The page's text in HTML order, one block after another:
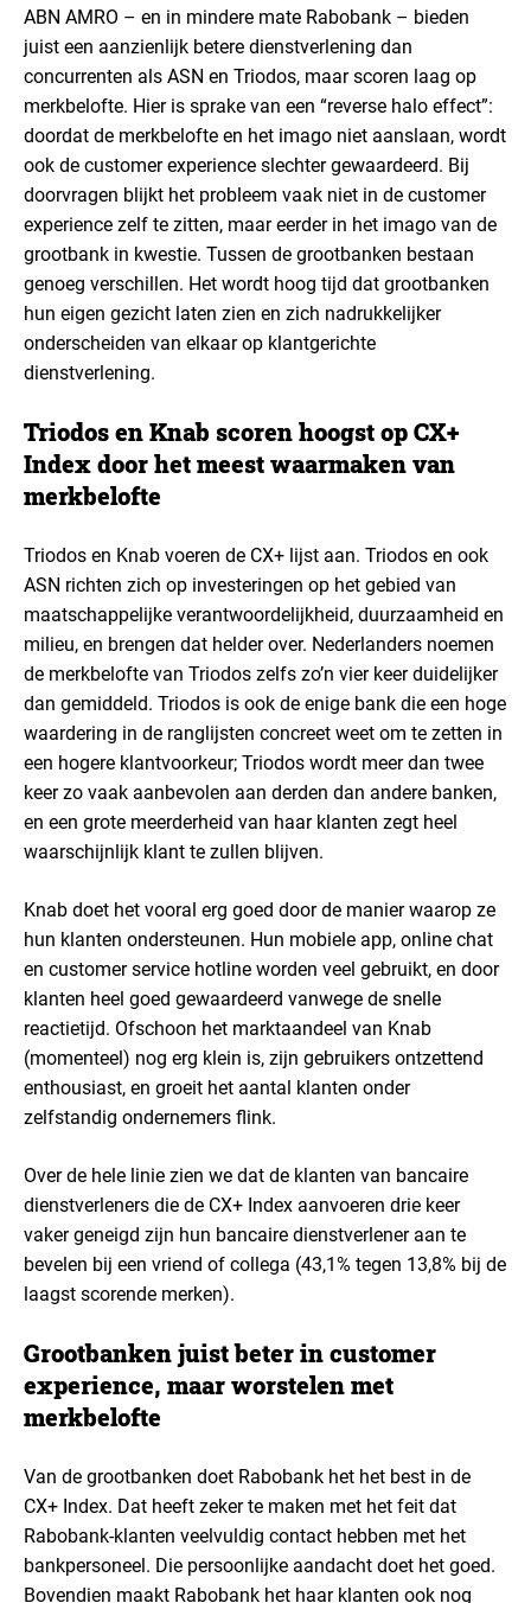
ABN AMRO – en in mindere mate Rabobank – bieden
juist een aanzienlijk betere dienstverlening dan
concurrenten als ASN en Triodos, maar scoren laag op
merkbelofte. Hier is sprake van een “reverse halo effect”:
doordat de merkbelofte en het imago niet aanslaan, wordt
ook de customer experience slechter gewaardeerd. Bij
doorvragen blijkt het probleem vaak niet in de customer
experience zelf te zitten, maar eerder in het imago van de
grootbank in kwestie. Tussen de grootbanken bestaan
genoeg verschillen. Het wordt hoog tijd dat grootbanken
hun eigen gezicht laten zien en zich nadrukkelijker
onderscheiden van elkaar op klantgerichte
dienstverlening.
Triodos en Knab scoren hoogst op CX+
Index door het meest waarmaken van
merkbelofte
Triodos en Knab voeren de CX+ lijst aan. Triodos en ook
ASN richten zich op investeringen op het gebied van
maatschappelijke verantwoordelijkheid, duurzaamheid en
milieu, en brengen dat helder over. Nederlanders noemen
de merkbelofte van Triodos zelfs zo’n vier keer duidelijker
dan gemiddeld. Triodos is ook de enige bank die een hoge
waardering in de ranglijsten concreet weet om te zetten in
een hogere klantvoorkeur; Triodos wordt meer dan twee
keer zo vaak aanbevolen aan derden dan andere banken,
en een grote meerderheid van haar klanten zegt heel
waarschijnlijk klant te zullen blijven.
Knab doet het vooral erg goed door de manier waarop ze
hun klanten ondersteunen. Hun mobiele app, online chat
en customer service hotline worden veel gebruikt, en door
klanten heel goed gewaardeerd vanwege de snelle
reactietijd. Ofschoon het marktaandeel van Knab
(momenteel) nog erg klein is, zijn gebruikers ontzettend
enthousiast, en groeit het aantal klanten onder
zelfstandig ondernemers flink.
Over de hele linie zien we dat de klanten van bancaire
dienstverleners die de CX+ Index aanvoeren drie keer
vaker geneigd zijn hun bancaire dienstverlener aan te
bevelen bij een vriend of collega (43,1% tegen 13,8% bij de
laagst scorende merken).
Grootbanken juist beter in customer
experience, maar worstelen met
merkbelofte
Van de grootbanken doet Rabobank het het best in de
CX+ Index. Dat heeft zeker te maken met het feit dat
Rabobank-klanten veelvuldig contact hebben met het
bankpersoneel. Die persoonlijke aandacht doet het goed.
Bovendien maakt Rabobank het haar klanten ook nog